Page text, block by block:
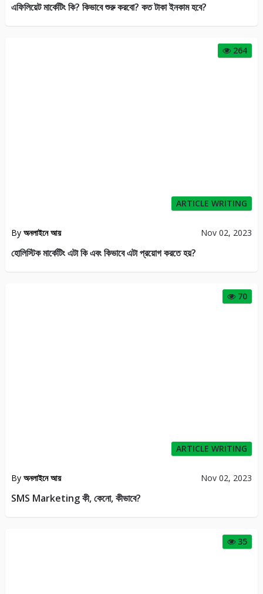
এফিলিয়েট মার্কেটিং কি? কিভাবে শুরু করবো? কত টাকা ইনকাম হবে?
264
ARTICLE WRITING
By অনলাইনে আয় Nov 02, 2023
হোলিস্টিক মার্কেটিং এটা কি এবং কিভাবে এটা প্রয়োগ করতে হয়?
70
ARTICLE WRITING
By অনলাইনে আয় Nov 02, 2023
SMS Marketing কী, কেনো, কীভাবে?
35